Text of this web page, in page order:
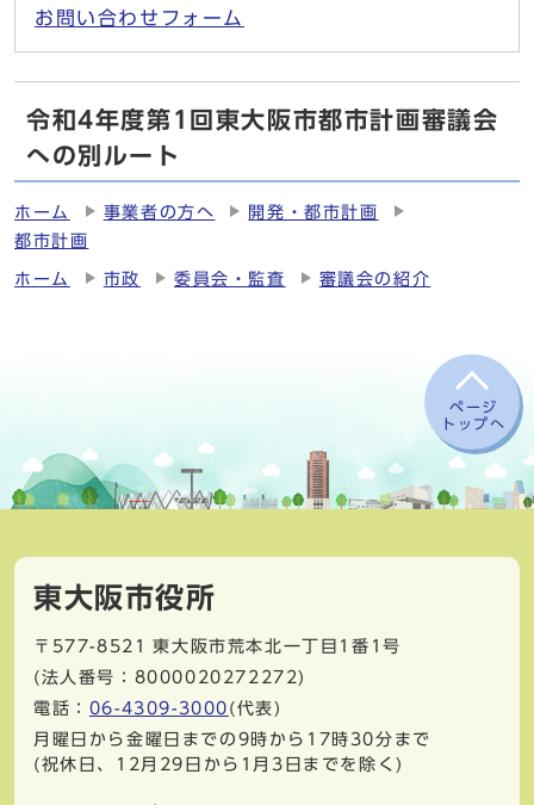
お問い合わせフォーム
令和4年度第1回東大阪市都市計画審議会
への別ルート
ホーム 事業者の方へ
開発・都市計画
都市計画
ホーム 市政 委員会・監査 審議会の紹介
ページ
トップへ
東大阪市役所
〒577-8521
東大阪市荒本北一丁目1番1号
(法人番号：8000020272272)
電話： 06-4309-3000 (代表)
月曜日から金曜日までの9時から17時30分まで
(祝休日、12月29日から1月3日までを除く)